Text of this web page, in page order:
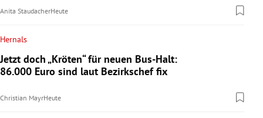
Anita StaudacherHeute
Hernals
Jetzt doch „Kröten“ für neuen Bus-Halt:
86.000 Euro sind laut Bezirkschef fix
Christian MayrHeute